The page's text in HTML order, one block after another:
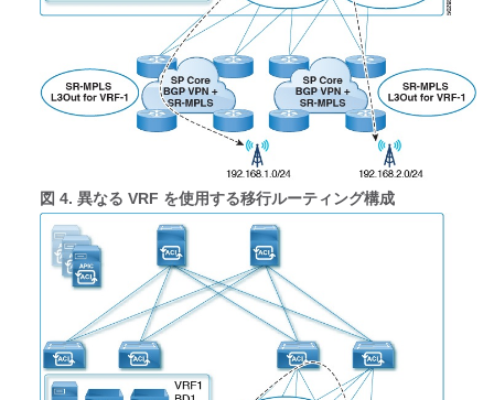
図 4. 異なる VRF を使用する移行ルーティング構成